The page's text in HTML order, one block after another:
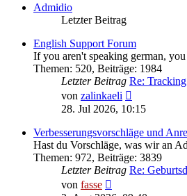
Admidio
Letzter Beitrag
English Support Forum
If you aren't speaking german,
Themen: 520, Beiträge: 1984
Letzter Beitrag Re:
von zalinkaeli
Beitrag
28. Jul 2026, 10:15
Verbesserungsvorschläge und
Hast du Vorschläge, was wir an
Themen: 972, Beiträge: 3839
Letzter Beitrag Re:
von fasse